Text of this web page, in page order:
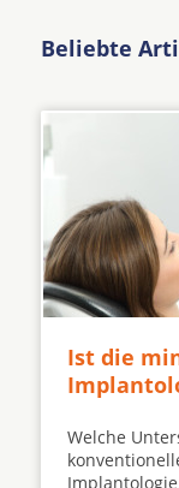
Beliebte
Ist die
Welche